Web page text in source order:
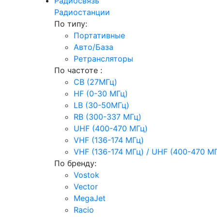
Радиостанции
По типу:
Портативные
Авто/База
Ретрансляторы
По частоте :
CB (27МГц)
HF (0-30 МГц)
LB (30-50МГц)
RB (300-337 МГц)
UHF (400-470 МГц)
VHF (136-174 МГц)
VHF (136-174 МГц) / UHF (400-470
По бренду:
Vostok
Vector
MegaJet
Racio